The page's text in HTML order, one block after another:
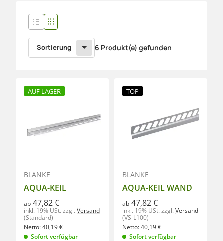
Sortierung 6 Produkt(e) gefunden
AUF LAGER
BLANKE
AQUA-KEIL
ab 47,82 €
inkl. 19% USt. zzgl. Versand
(Standard)
Netto:40,19€
Sofort verfügbar
TOP
BLANKE
AQUA-KEIL WAND
ab 47,82 €
inkl. 19% USt. zzgl. Versand
(VS-L100)
Netto:40,19€
Sofort verfügbar